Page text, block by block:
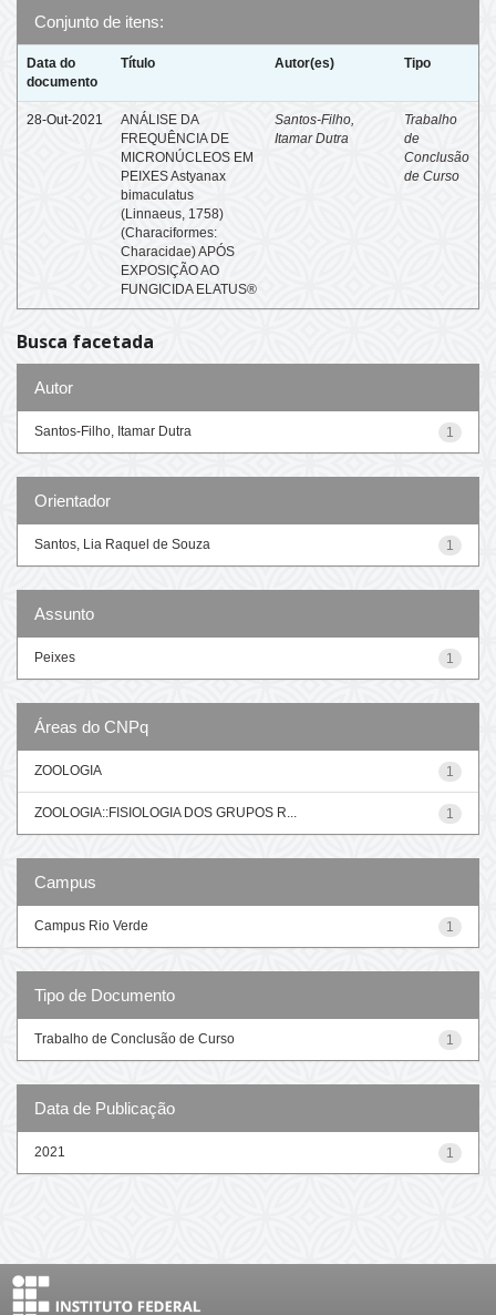
Conjunto de itens:
Data do
documento
Título Autor(es) Tipo
28-Out-2021
ANÁLISE DA
FREQUÊNCIA DE
MICRONÚCLEOS EM
PEIXES Astyanax
bimaculatus
(Linnaeus, 1758)
(Characiformes:
Characidae) APÓS
EXPOSIÇÃO AO
FUNGICIDA ELATUS®
Santos-Filho,
Itamar Dutra
Trabalho
de
Conclusão
de Curso
Busca facetada
Autor
1
Santos-Filho, Itamar Dutra
Orientador
1
Santos, Lia Raquel de Souza
Assunto
1
Peixes
Áreas do CNPq
1
ZOOLOGIA
1
ZOOLOGIA::FISIOLOGIA DOS GRUPOS R...
Campus
1
Campus Rio Verde
Tipo de Documento
1
Trabalho de Conclusão de Curso
Data de Publicação
1
2021